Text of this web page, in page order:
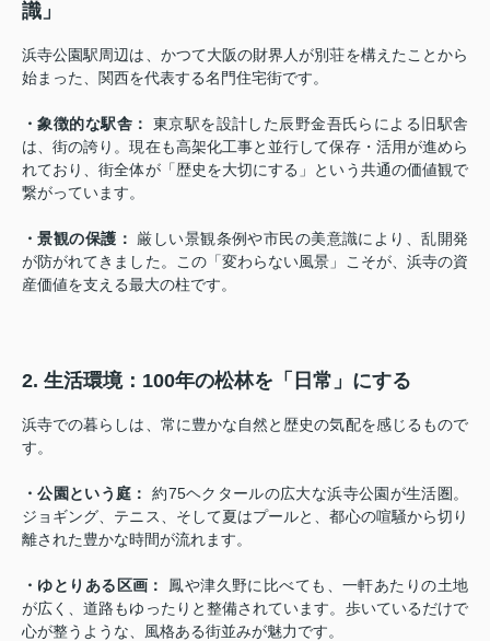
識」
浜寺公園駅周辺は、かつて大阪の財界人が別荘を構えたことから
始まった、関西を代表する名門住宅街です。
・象徴的な駅舎：
東京駅を設計した辰野金吾氏らによる旧駅舎
は、街の誇り。現在も高架化工事と並行して保存・活用が進めら
れており、街全体が「歴史を大切にする」という共通の価値観で
繋がっています。
・景観の保護：
厳しい景観条例や市民の美意識により、乱開発
が防がれてきました。この「変わらない風景」こそが、浜寺の資
産価値を支える最大の柱です。
2. 生活環境：100年の松林を「日常」にする
浜寺での暮らしは、常に豊かな自然と歴史の気配を感じるもので
す。
・公園という庭：
約75ヘクタールの広大な浜寺公園が生活圏。
ジョギング、テニス、そして夏はプールと、都心の喧騒から切り
離された豊かな時間が流れます。
・ゆとりある区画：
鳳や津久野に比べても、一軒あたりの土地
が広く、道路もゆったりと整備されています。歩いているだけで
心が整うような、風格ある街並みが魅力です。